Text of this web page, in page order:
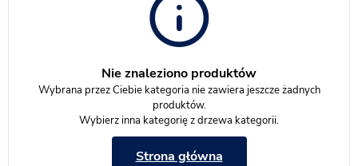
Nie znaleziono produktów
Wybrana przez Ciebie kategoria nie zawiera jeszcze żadnych
produktów.
Wybierz inna kategorię z drzewa kategorii.
Strona główna